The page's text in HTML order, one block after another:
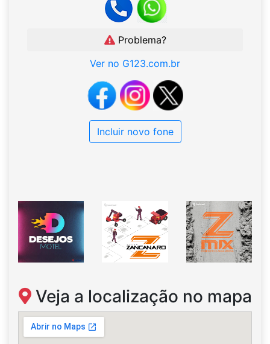
Problema?
Ver no G123.com.br
Incluir novo fone
Veja a localização no mapa